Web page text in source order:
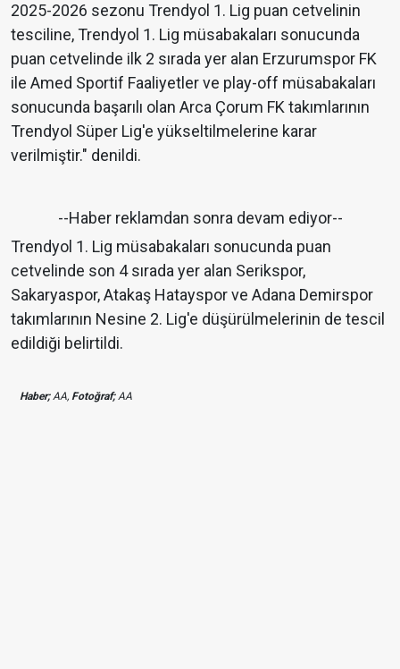
2025-2026 sezonu Trendyol 1. Lig puan cetvelinin
tesciline, Trendyol 1. Lig müsabakaları sonucunda
puan cetvelinde ilk 2 sırada yer alan Erzurumspor FK
ile Amed Sportif Faaliyetler ve play-off müsabakaları
sonucunda başarılı olan Arca Çorum FK takımlarının
Trendyol Süper Lig'e yükseltilmelerine karar
verilmiştir." denildi.
--Haber reklamdan sonra devam ediyor--
Trendyol 1. Lig müsabakaları sonucunda puan
cetvelinde son 4 sırada yer alan Serikspor,
Sakaryaspor, Atakaş Hatayspor ve Adana Demirspor
takımlarının Nesine 2. Lig'e düşürülmelerinin de tescil
edildiği belirtildi.
Haber;AA, Fotoğraf;AA